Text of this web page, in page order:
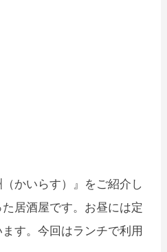
かいらす）』をご紹介し
居酒屋です。お昼には定
す。今回はランチで利用